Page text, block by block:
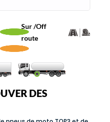
Sur /Off
route
DES